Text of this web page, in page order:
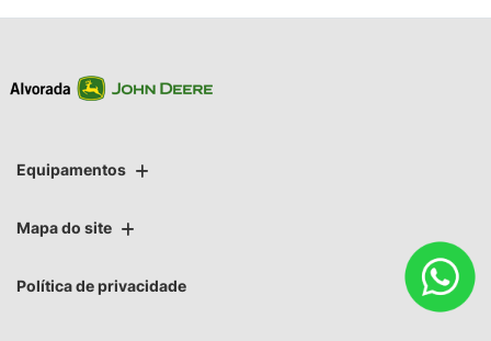
Equipamentos
Mapa do site
Política de privacidade